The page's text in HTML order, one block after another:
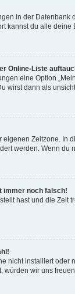
in der
kannst du alle deine
Online-Liste
eine Option
wirst dann als
Zeitzone. In
werden. Wenn du
immer noch falsch!
hast und die Zeit
nicht installiert
wir uns